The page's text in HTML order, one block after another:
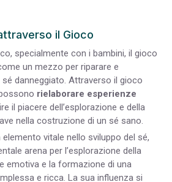
il Gioco
specialmente con i bambini, il gioco
un mezzo per riparare e
danneggiato. Attraverso il gioco
rielaborare esperienze
il piacere dell’esplorazione e della
nella costruzione di un sé sano.
vitale nello sviluppo del sé,
arena per l’esplorazione della
emotiva e la formazione di una
e ricca. La sua influenza si